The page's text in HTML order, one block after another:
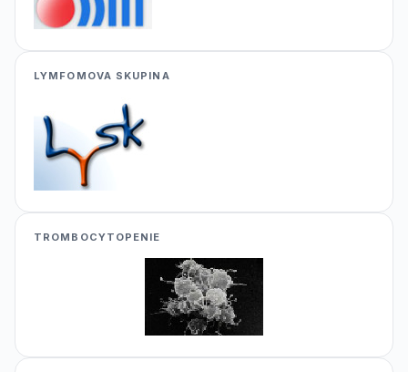
LYMFOMOVA SKUPINA
TROMBOCYTOPENIE